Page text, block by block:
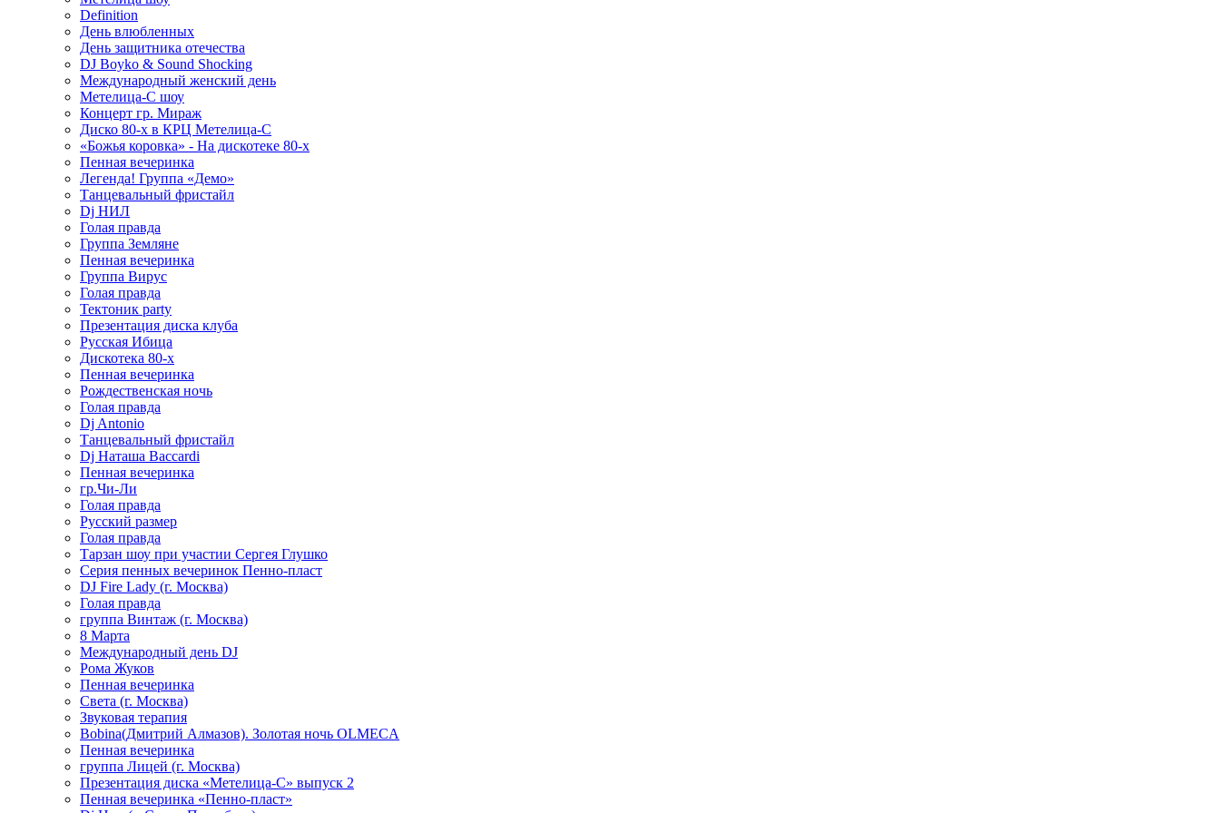
Definition
День влюбленных
День защитника отечества
DJ Boyko & Sound Shocking
Международный женский день
Метелица-С шоу
Концерт гр. Мираж
Диско 80-х в КРЦ Метелица-С
«Божья коровка» - На дискотеке 80-х
Пенная вечеринка
Легенда! Группа «Демо»
Танцевальный фристайл
Dj НИЛ
Голая правда
Группа Земляне
Пенная вечеринка
Группа Вирус
Голая правда
Тектоник party
Презентация диска клуба
Русская Ибица
Дискотека 80-х
Пенная вечеринка
Рождественская ночь
Голая правда
Dj Antonio
Танцевальный фристайл
Dj Наташа Baccardi
Пенная вечеринка
гр.Чи-Ли
Голая правда
Русский размер
Голая правда
Тарзан шоу при участии Сергея Глушко
Серия пенных вечеринок Пенно-пласт
DJ Fire Lady (г. Москва)
Голая правда
группа Винтаж (г. Москва)
8 Марта
Международный день DJ
Рома Жуков
Пенная вечеринка
Света (г. Москва)
Звуковая терапия
Bobina(Дмитрий Алмазов). Золотая ночь OLMECA
Пенная вечеринка
группа Лицей (г. Москва)
Презентация диска «Метелица-С» выпуск 2
Пенная вечеринка «Пенно-пласт»